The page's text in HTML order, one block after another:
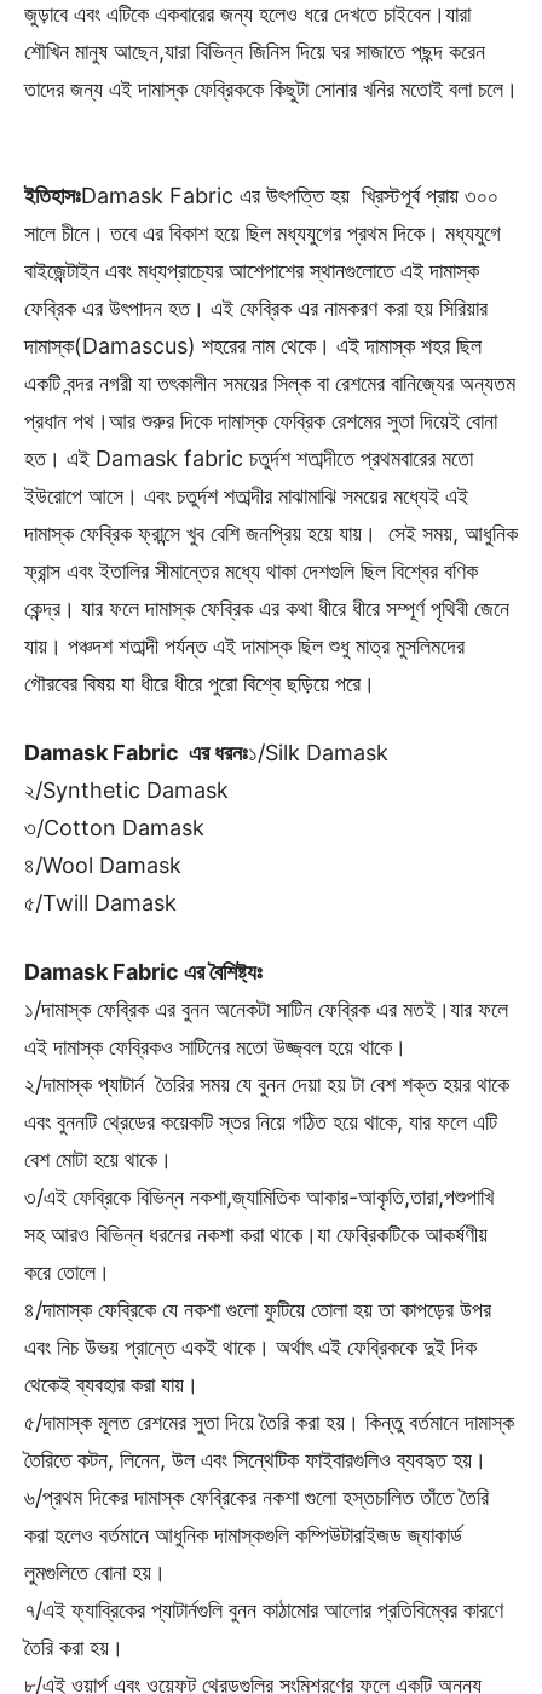
জুড়াবে এবং এটিকে একবারের জন্য হলেও ধরে দেখতে চাইবেন।যারা
শৌখিন মানুষ আছেন,যারা বিভিন্ন জিনিস দিয়ে ঘর সাজাতে পছন্দ করেন
তাদের জন্য এই দামাস্ক ফেব্রিককে কিছুটা সোনার খনির মতোই বলা চলে।
ইতিহাসঃDamask Fabric এর উৎপত্তি হয় খ্রিস্টপূর্ব প্রায় ৩০০
সালে চীনে। তবে এর বিকাশ হয়ে ছিল মধ্যযুগের প্রথম দিকে। মধ্যযুগে
বাইজেন্টাইন এবং মধ্যপ্রাচ্যের আশেপাশের স্থানগুলোতে এই দামাস্ক
ফেব্রিক এর উৎপাদন হত। এই ফেব্রিক এর নামকরণ করা হয় সিরিয়ার
দামাস্ক(Damascus) শহরের নাম থেকে। এই দামাস্ক শহর ছিল
একটি বন্দর নগরী যা তৎকালীন সময়ের সিল্ক বা রেশমের বানিজ্যের অন্যতম
প্রধান পথ।আর শুরুর দিকে দামাস্ক ফেব্রিক রেশমের সুতা দিয়েই বোনা
হত। এই Damask fabric চতুর্দশ শতাব্দীতে প্রথমবারের মতো
ইউরোপে আসে। এবং চতুর্দশ শতাব্দীর মাঝামাঝি সময়ের মধ্যেই এই
দামাস্ক ফেব্রিক ফ্রান্সে খুব বেশি জনপ্রিয় হয়ে যায়। সেই সময়, আধুনিক
ফ্রান্স এবং ইতালির সীমান্তের মধ্যে থাকা দেশগুলি ছিল বিশ্বের বণিক
কেন্দ্র। যার ফলে দামাস্ক ফেব্রিক এর কথা ধীরে ধীরে সম্পূর্ণ পৃথিবী জেনে
যায়। পঞ্চদশ শতাব্দী পর্যন্ত এই দামাস্ক ছিল শুধু মাত্র মুসলিমদের
গৌরবের বিষয় যা ধীরে ধীরে পুরো বিশ্বে ছড়িয়ে পরে।
Damask Fabric এর ধরনঃ১/Silk Damask
২/Synthetic Damask
৩/Cotton Damask
৪/Wool Damask
৫/Twill Damask
Damask Fabric এর বৈশিষ্ট্যঃ
১/দামাস্ক ফেব্রিক এর বুনন অনেকটা সাটিন ফেব্রিক এর মতই।যার ফলে
এই দামাস্ক ফেব্রিকও সাটিনের মতো উজ্জ্বল হয়ে থাকে।
২/দামাস্ক প্যাটার্ন তৈরির সময় যে বুনন দেয়া হয় টা বেশ শক্ত হয়র থাকে
এবং বুননটি থ্রেডের কয়েকটি স্তর নিয়ে গঠিত হয়ে থাকে, যার ফলে এটি
বেশ মোটা হয়ে থাকে।
৩/এই ফেব্রিকে বিভিন্ন নকশা,জ্যামিতিক আকার-আকৃতি,তারা,পশুপাখি
সহ আরও বিভিন্ন ধরনের নকশা করা থাকে।যা ফেব্রিকটিকে আকর্ষণীয়
করে তোলে।
৪/দামাস্ক ফেব্রিকে যে নকশা গুলো ফুটিয়ে তোলা হয় তা কাপড়ের উপর
এবং নিচ উভয় প্রান্তে একই থাকে। অর্থাৎ এই ফেব্রিককে দুই দিক
থেকেই ব্যবহার করা যায়।
৫/দামাস্ক মূলত রেশমের সুতা দিয়ে তৈরি করা হয়। কিন্তু বর্তমানে দামাস্ক
তৈরিতে কটন, লিনেন, উল এবং সিন্থেটিক ফাইবারগুলিও ব্যবহৃত হয়।
৬/প্রথম দিকের দামাস্ক ফেব্রিকের নকশা গুলো হস্তচালিত তাঁতে তৈরি
করা হলেও বর্তমানে আধুনিক দামাস্কগুলি কম্পিউটারাইজড জ্যাকার্ড
লুমগুলিতে বোনা হয়।
৭/এই ফ্যাব্রিকের প্যাটার্নগুলি বুনন কাঠামোর আলোর প্রতিবিম্বের কারণে
তৈরি করা হয়।
৮/এই ওয়ার্প এবং ওয়েফট থ্রেডগুলির সংমিশ্রণের ফলে একটি অনন্য